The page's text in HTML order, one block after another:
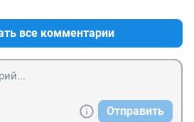
все комментарии
Отправить